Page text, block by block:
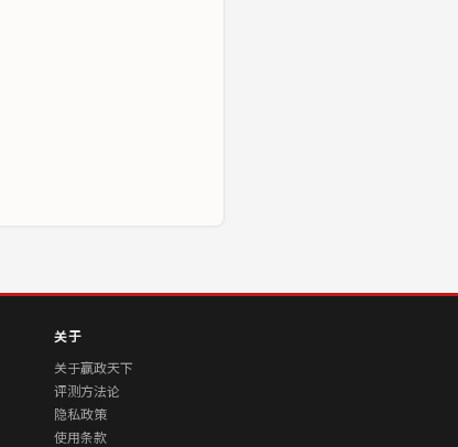
关于
关于赢政天下
评测方法论
隐私政策
使用条款